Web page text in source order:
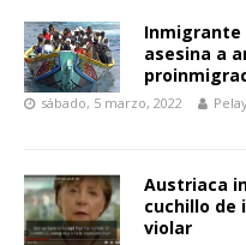
Inmigrante
asesina a
sábado, 5 marzo, 2022
Austriaca
cuchillo de
violar